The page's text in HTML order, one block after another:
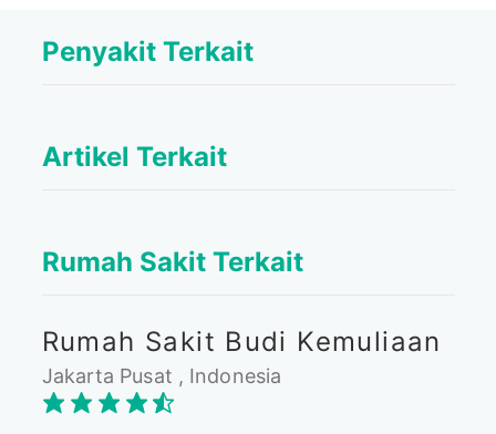
Penyakit Terkait
Artikel Terkait
Rumah Sakit Terkait
Rumah Sakit Budi Kemuliaan
Jakarta Pusat , Indonesia